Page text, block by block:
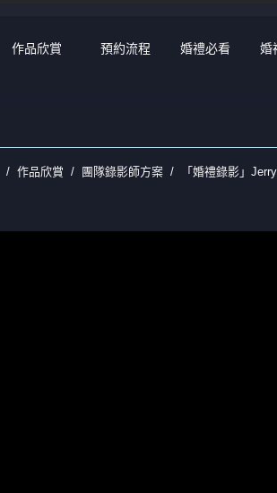
作品欣賞 預約流程 婚禮必看 婚
作品欣賞 團隊錄影師方案 「婚禮錄影」